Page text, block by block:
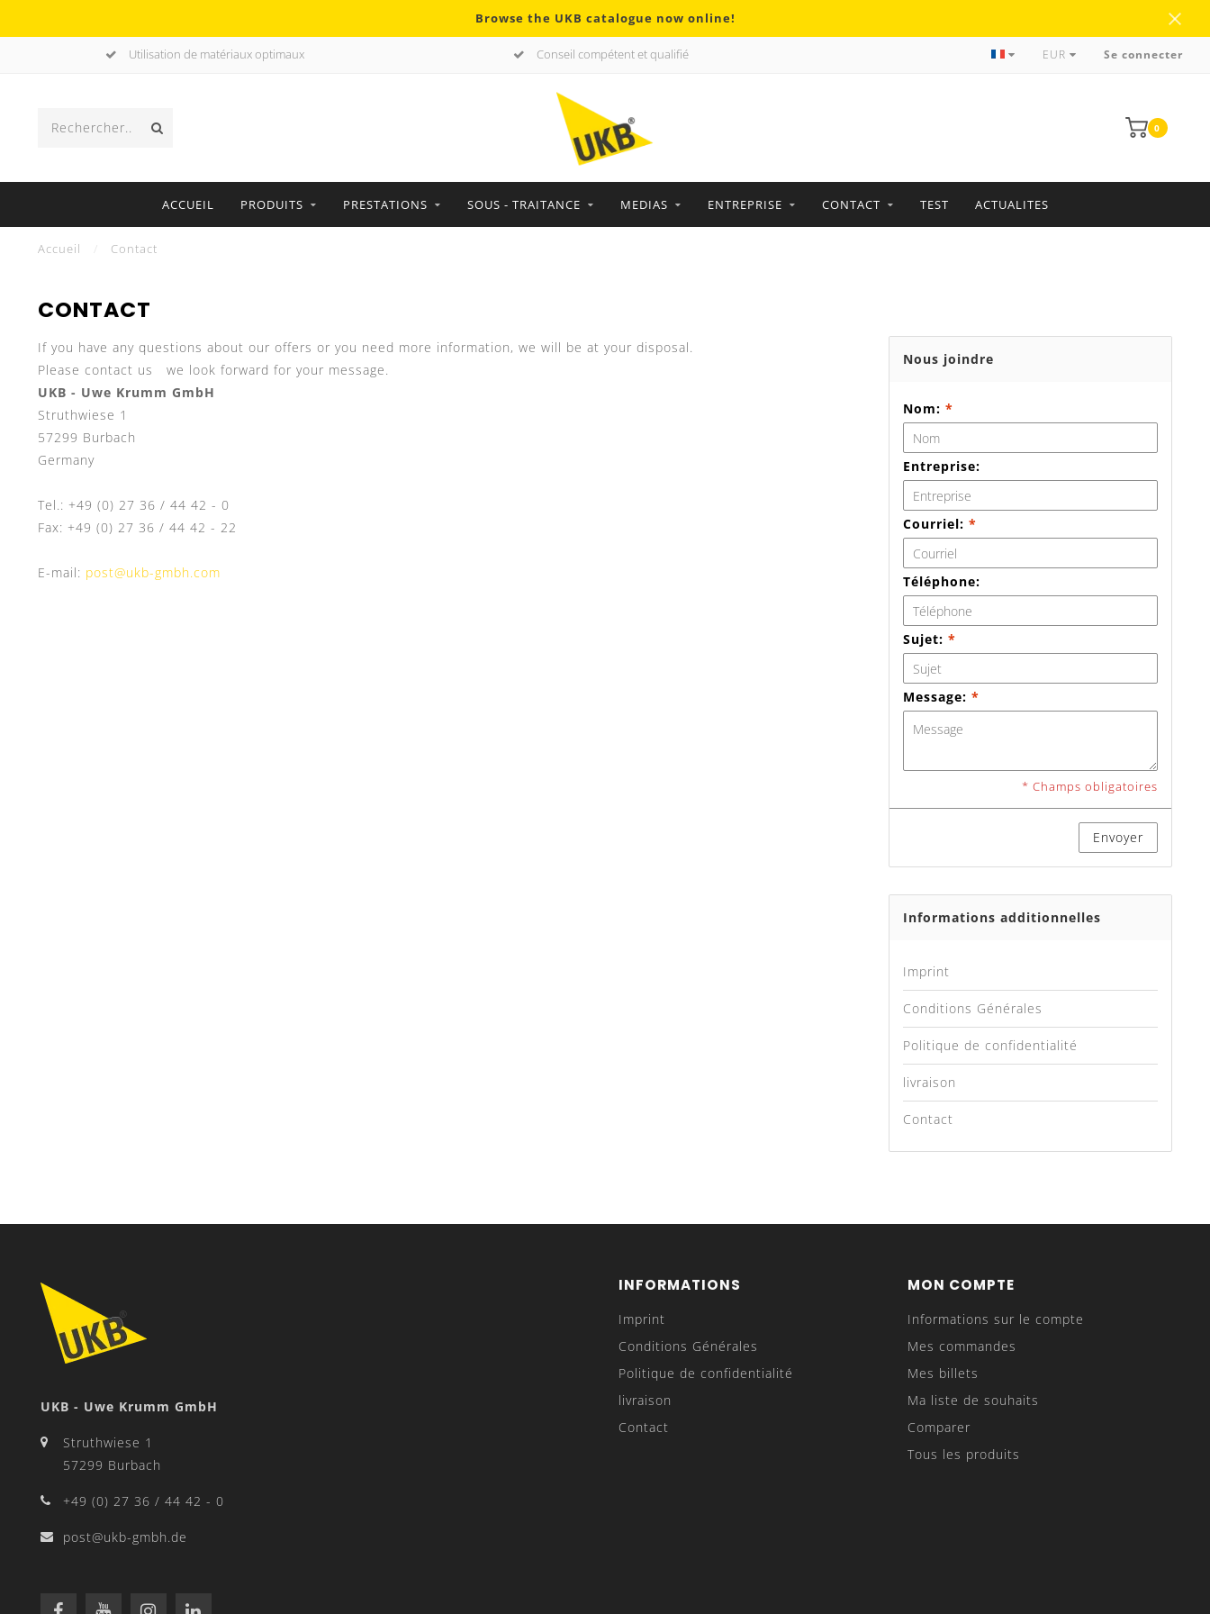
Browse the UKB catalogue now online!
Utilisation de matériaux optimaux Conseil compétent et qualifié Traitement et livraison fiables
EUR Se connecter
0
ACCUEIL PRODUITS PRESTATIONS SOUS - TRAITANCE MEDIAS ENTREPRISE CONTACT TEST ACTUALITES
Accueil Contact
CONTACT
If you have any questions about our offers or you need more information, we will be at your disposal.
Please contact us we look forward for your message.
UKB - Uwe Krumm GmbH
Struthwiese 1
57299 Burbach
Germany
Tel.: +49 (0) 27 36 / 44 42 - 0
Fax: +49 (0) 27 36 / 44 42 - 22
E-mail: post@ukb-gmbh.com
Nous joindre
Nom: *
Entreprise:
Courriel: *
Téléphone:
Sujet: *
Message: *
* Champs obligatoires
Envoyer
Informations additionnelles
Imprint
Conditions Générales
Politique de confidentialité
livraison
Contact
UKB - Uwe Krumm GmbH
Struthwiese 1
57299 Burbach
+49 (0) 27 36 / 44 42 - 0
post@ukb-gmbh.de
INFORMATIONS
Imprint
Conditions Générales
Politique de confidentialité
livraison
Contact
MON COMPTE
Informations sur le compte
Mes commandes
Mes billets
Ma liste de souhaits
Comparer
Tous les produits